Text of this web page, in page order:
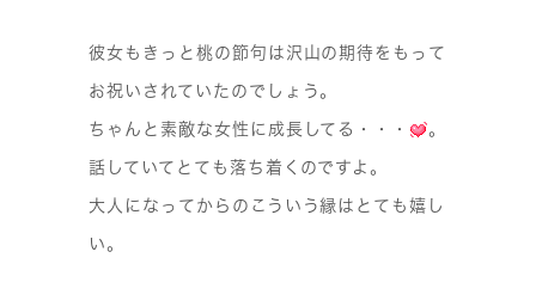
彼女も きっと桃の節句は沢山の期待をもって
お祝いされていたのでしょう。
ちゃんと素敵な女性に成長してる・・・ 。
話していてとても落ち着くのですよ。
大人になってからのこういう縁はとても嬉し
い。